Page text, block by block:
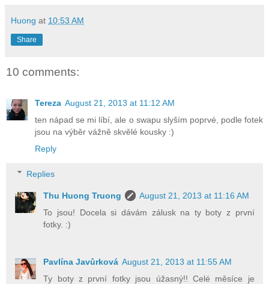
Huong at 10:53 AM
Share
10 comments:
Tereza August 21, 2013 at 11:12 AM
ten nápad se mi líbí, ale o swapu slyším poprvé, podle fotek
jsou na výběr vážně skvělé kousky :)
Reply
Replies
Thu Huong Truong
August 21, 2013 at 11:16 AM
To jsou! Docela si dávám zálusk na ty boty z první
fotky. :)
Pavlína Javůrková August 21, 2013 at 11:55 AM
Ty boty z první fotky jsou úžasný!! Celé měsíce je